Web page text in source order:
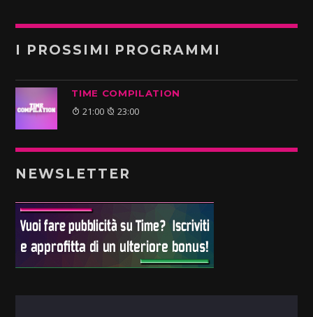
I PROSSIMI PROGRAMMI
TIME COMPILATION
21:00 23:00
NEWSLETTER